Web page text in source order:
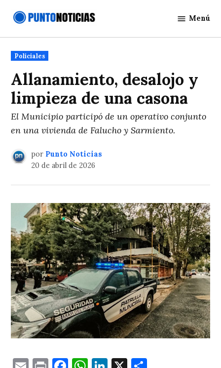
Noticias
Menú
Publicado
en
Policiales
Allanamiento, desalojo y
limpieza de una casona
El Municipio participó de un operativo conjunto
en una vivienda de Falucho y Sarmiento.
por Punto Noticias
20 de abril de 2026